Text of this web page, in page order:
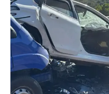
SERVIZI ALLE IMPRESE
LAVORO
BANDI
SPORT IN SARDEGNA
SPORT